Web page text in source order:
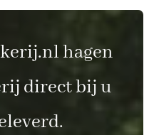
hagen
direct bij u